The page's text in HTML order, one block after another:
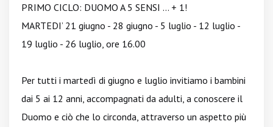
PRIMO CICLO: DUOMO A 5 SENSI … + 1!
MARTEDI’ 21 giugno - 28 giugno - 5 luglio - 12 luglio -
19 luglio - 26 luglio, ore 16.00
Per tutti i martedì di giugno e luglio invitiamo i bambini
dai 5 ai 12 anni, accompagnati da adulti, a conoscere il
Duomo e ciò che lo circonda, attraverso un aspetto più